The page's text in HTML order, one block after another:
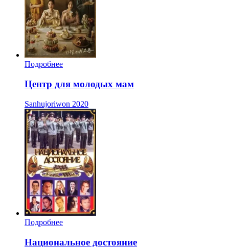
Подробнее
Центр для молодых мам
Sanhujoriwon 2020
Подробнее
Национальное достояние